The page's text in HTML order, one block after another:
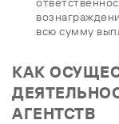
всю сумму
КАК
АГЕНТСТВ